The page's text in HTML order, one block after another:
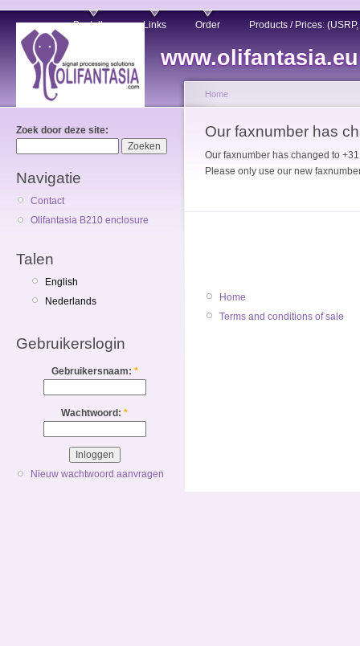
www.olifantasia.eu
Bestellen Links Order Products / Prices:
Zoek door deze site:
Navigatie
Contact
Olifantasia B210 enclosure
Talen
English
Nederlands
Gebruikerslogin
Gebruikersnaam: *
Wachtwoord: *
Nieuw wachtwoord aanvragen
Home
Our faxnumber has
Our faxnumber has changed to
Please only use our new
Home
Terms and conditions of sale